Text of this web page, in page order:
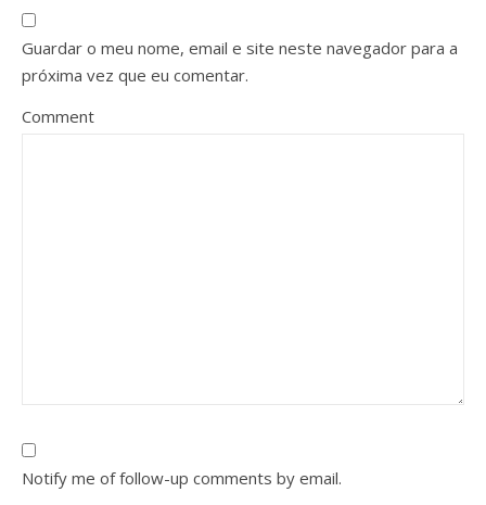
Guardar o meu nome, email e site neste navegador para a
próxima vez que eu comentar.
Comment
Notify me of follow-up comments by email.